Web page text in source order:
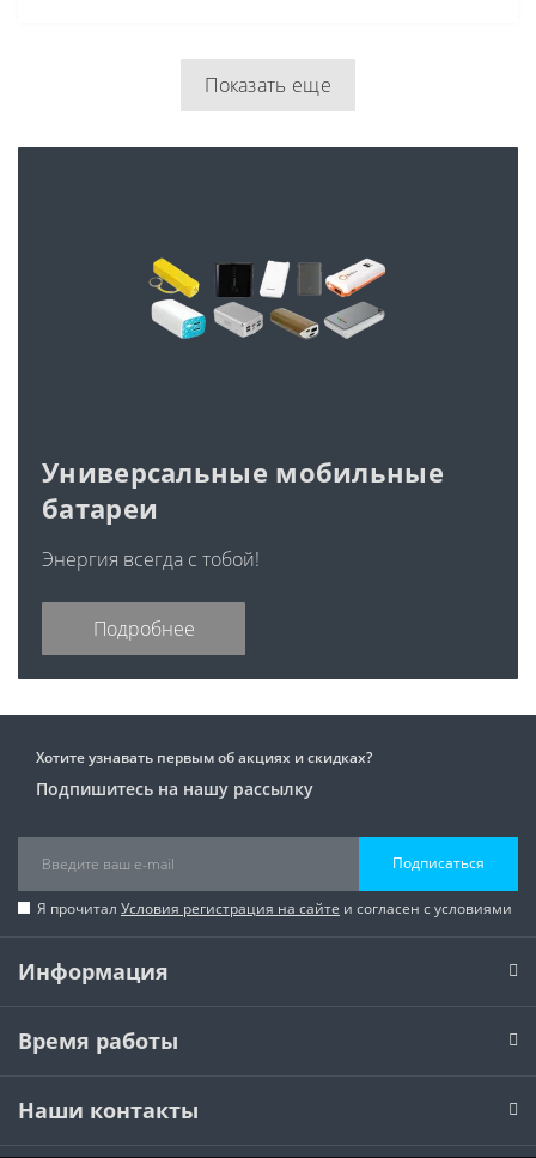
Показать еще
Универсальные мобильные
батареи
Энергия всегда с тобой!
Подробнее
Хотите узнавать первым об акциях и скидках?
Подпишитесь на нашу рассылку
Подписаться
Я прочитал Условия регистрация на сайте и согласен с условиями
Информация
Время работы
Наши контакты